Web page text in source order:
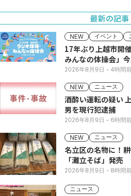
最新の記事
NEW イベント
17年ぶり上越市開
みんなの体操会」
2026年8月9日 - 4時間
NEW ニュース
酒酔い運転の疑い
男を現行犯逮捕
2026年8月9日 - 6時間
NEW ニュース
名立区の名物に！
「灘立そば」発売
2026年8月9日 - 8時間
ニュース